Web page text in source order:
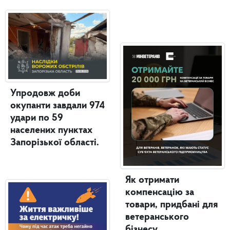
Упродовж доби
окупанти завдали 974
удари по 59
населених пунктах
Запорізької області.
Як отримати
компенсацію за
товари, придбані для
ветеранського